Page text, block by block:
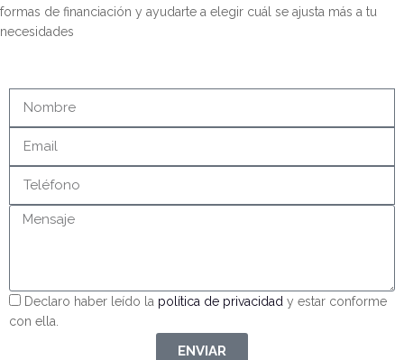
formas de financiación y ayudarte a elegir cuál se ajusta más a tu
necesidades
Declaro haber leído la política de privacidad y estar conforme
con ella.
ENVIAR